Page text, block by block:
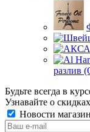
разлив
Будьте всегда в
Узнавайте о
Новости